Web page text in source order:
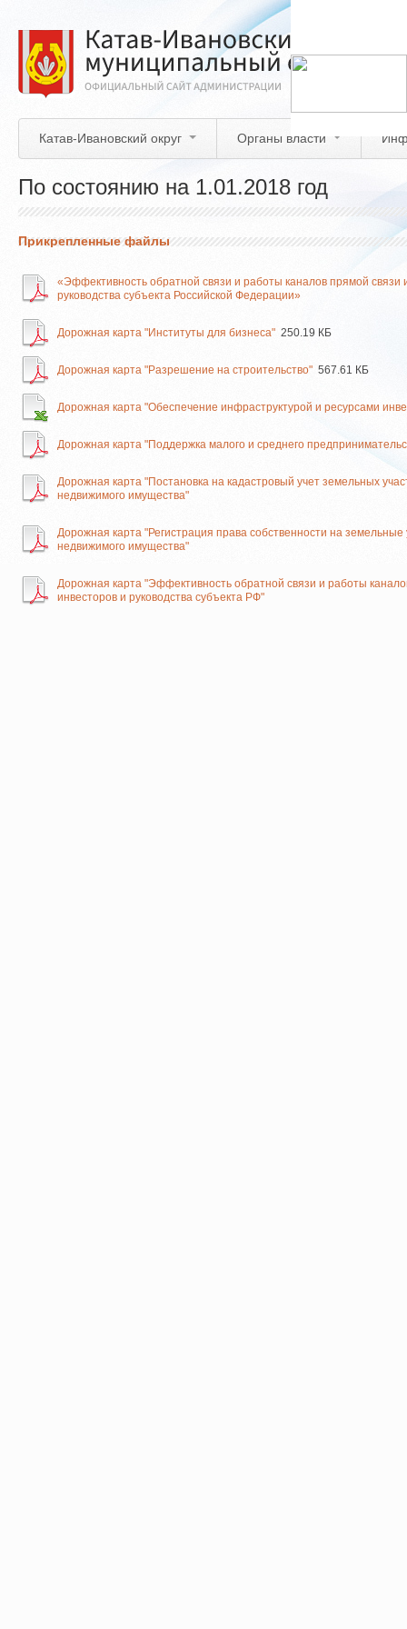
основному
содержанию
Катав-Ивановский округ Органы власти
По состоянию на 1.01.2018 год
Прикрепленные файлы
«Эффективность обратной связи и работы каналов прямой связи
руководства субъекта Российской Федерации»
Дорожная карта "Институты для бизнеса" 250.19 КБ
Дорожная карта "Разрешение на строительство" 567.61 КБ
Дорожная карта "Обеспечение инфраструктурой и ресурсами
Дорожная карта "Поддержка малого и среднего
Дорожная карта "Постановка на кадастровый учет земельных
недвижимого имущества"
Дорожная карта "Регистрация права собственности на земельные
недвижимого имущества"
Дорожная карта "Эффективность обратной связи и работы
инвесторов и руководства субъекта РФ"